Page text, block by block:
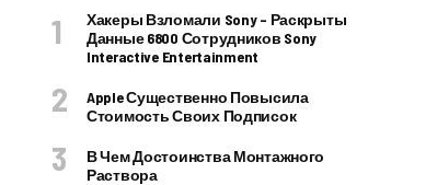
Хакеры Взломали Sony – Раскрыты
Данные 6800 Сотрудников Sony
Interactive Entertainment
Apple Существенно Повысила
Стоимость Своих Подписок
В Чем Достоинства Монтажного
Раствора